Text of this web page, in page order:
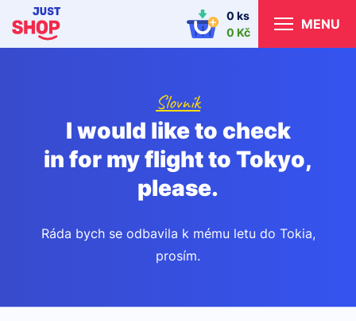
0 ks
0 Kč
MENU
Slovník
I would like to check
in for my flight to Tokyo,
please.
Ráda bych se odbavila k mému letu do Tokia,
prosím.